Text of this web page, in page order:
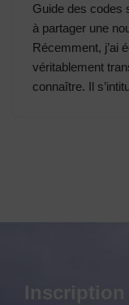
Guide des codes
à partager une
Récemment, j’ai
véritablement
connaître. Il
Inscription